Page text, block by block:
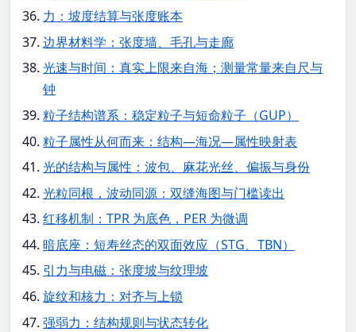
力：坡度结算与张度账本
边界材料学：张度墙、毛孔与走廊
光速与时间：真实上限来自海；测量常量来自尺与
钟
粒子结构谱系：稳定粒子与短命粒子（GUP）
粒子属性从何而来：结构—海况—属性映射表
光的结构与属性：波包、麻花光丝、偏振与身份
光粒同根，波动同源：双缝海图与门槛读出
红移机制：TPR 为底色，PER 为微调
暗底座：短寿丝态的双面效应（STG、TBN）
引力与电磁：张度坡与纹理坡
旋纹和核力：对齐与上锁
强弱力：结构规则与状态转化